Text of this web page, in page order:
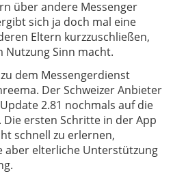
über andere Messenger
sich ja doch mal eine
Eltern kurzzuschließen,
Nutzung Sinn macht.
dem Messengerdienst
Der Schweizer Anbieter
2.81 nochmals auf die
ersten Schritte in der App
schnell zu erlernen,
aber elterliche Unterstützung